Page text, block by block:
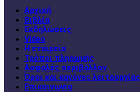
Αρχική
Βιβλία
Εκδηλώσεις
Video
Η εταιρεία
Τρόποι πληρωμής
Ασφαλές περιβάλλον
Όροι και κανόνες λειτουργίας
Επικοινωνία